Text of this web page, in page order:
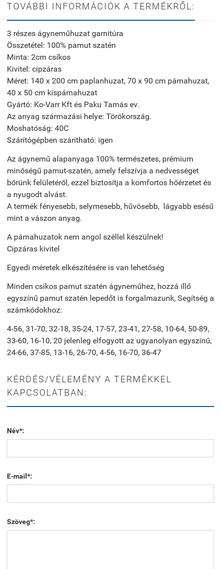
TOVÁBBI INFORMÁCIÓK A TERMÉKRŐL:
3 részes ágyneműhuzat garnitúra
Összetétel: 100% pamut szatén
Minta: 2cm csíkos
Kivitel: cipzáras
Méret: 140 x 200 cm paplanhuzat, 70 x 90 cm párnahuzat,
40 x 50 cm kispárnahuzat
Gyártó: Ko-Varr Kft és Paku Tamás ev.
Az anyag származási helye: Törökország.
Moshatóság: 40C
Szárítógépben szárítható: igen
Az ágynemű alapanyaga 100% természetes, prémium
minőségű pamut-szatén, amely felszívja a nedvességet
bőrünk felületéről, ezzel biztosítja a komfortos hőérzetet és
a nyugodt alvást.
A termék fényesebb, selymesebb, hűvösebb, lágyabb esésű
mint a vászon anyag.
A párnahuzatok nem angol széllel készülnek!
Cipzáras kivitel
Egyedi méretek elkészítésére is van lehetőség
Minden csíkos pamut szatén ágyneműhez, hozzá illő
egyszínű pamut szatén lepedőt is forgalmazunk, Segítség a
számkódokhoz:
4-56, 31-70, 32-18, 35-24, 17-57, 23-41, 27-58, 10-64, 50-89,
33-60, 16-10, 20 jelenleg elfogyott az ugyanolyan egyszínű,
24-66, 37-85, 13-16, 26-70, 4-56, 16-70, 36-47
KÉRDÉS/VÉLEMÉNY A TERMÉKKEL
KAPCSOLATBAN:
Név*:
E-mail*:
Szöveg*: